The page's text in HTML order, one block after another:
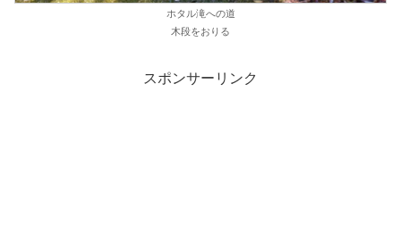
ホタル滝への道
木段をおりる
スポンサーリンク